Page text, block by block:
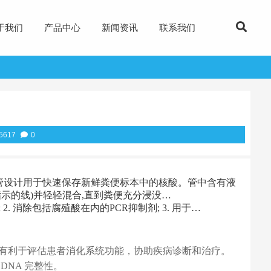
我们 产品中心 新闻资讯 联系我们
0
计用于快速保存新鲜粪便标本中的核酸。管中含有液
的线)并轻轻混合,直到粪便充分浸没…
消除包括腐殖酸在内的PCR抑制剂; 3. 用于…
于评估患者消化系统功能，协助疾病诊断和治疗。
完整性。